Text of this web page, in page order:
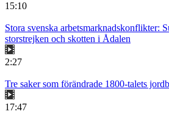
15:10
Stora svenska arbetsmarknadskonflikter:
storstrejken och skotten i Ådalen
2:27
Tre saker som förändrade 1800-talets
17:47